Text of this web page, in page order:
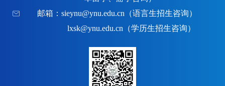
邮箱： sieynu@ynu.edu.cn （语言生招生咨询）
lxsk@ynu.edu.cn（学历生招生咨询）